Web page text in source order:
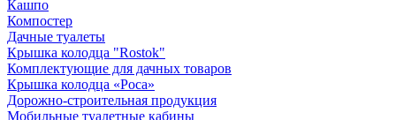
Кашпо
Компостер
Дачные туалеты
Крышка колодца "Rostok"
Комплектующие для дачных товаров
Крышка колодца «Роса»
Дорожно-строительная продукция
Мобильные туалетные кабины